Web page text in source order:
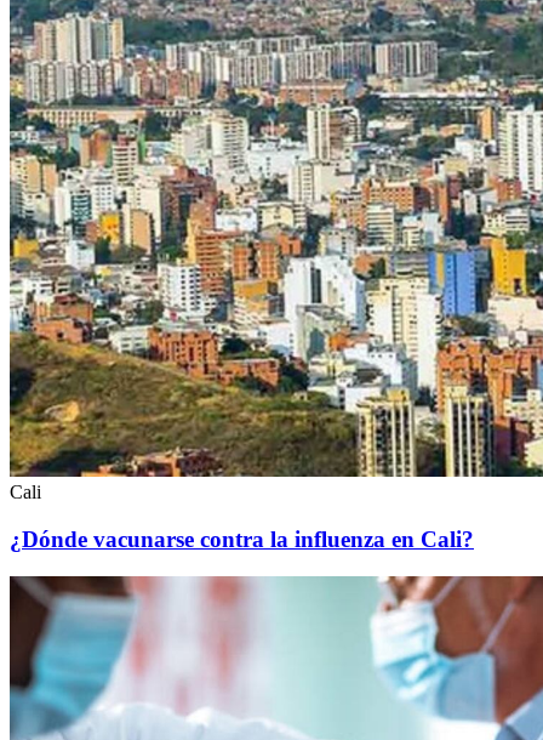
Cali
¿Dónde vacunarse contra la influenza en Cali?